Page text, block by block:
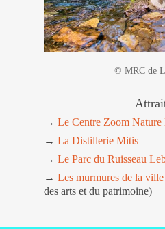
© MRC de
→Le Centre Zoom Nature
→La Distillerie Mitis
→Le Parc du Ruisseau
→Les murmures de la ville
des arts et du patrimoine)